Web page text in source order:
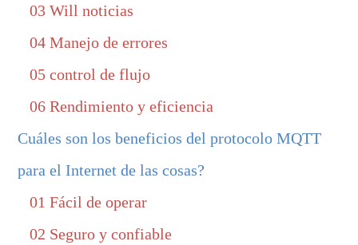
03 Will noticias
04 Manejo de errores
05 control de flujo
06 Rendimiento y eficiencia
Cuáles son los beneficios del protocolo MQTT
para el Internet de las cosas?
01 Fácil de operar
02 Seguro y confiable